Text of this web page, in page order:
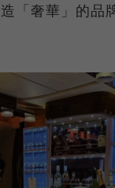
「奢華」的品